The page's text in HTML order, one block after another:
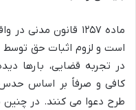
است و لزوم اثبات حق
در تجربه قضایی، بارها
کافی و صرفاً بر اساس حدس
طرح دعوا می کنند. در چنین